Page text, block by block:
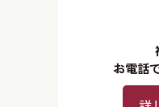
お電話